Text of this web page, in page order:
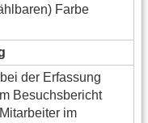
Farbe
der Erfassung
Besuchsbericht
im